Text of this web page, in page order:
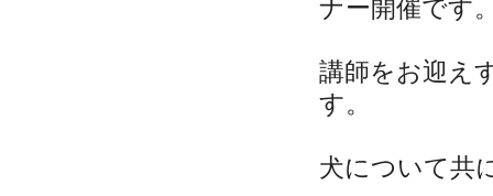
ナー開催です
講師をお迎え
す。
犬について共